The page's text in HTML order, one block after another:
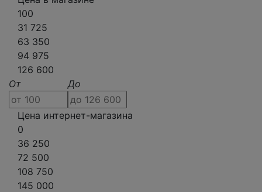
100
31 725
63 350
94 975
126 600
От
До
Цена интернет-магазина
0
36 250
72 500
108 750
145 000